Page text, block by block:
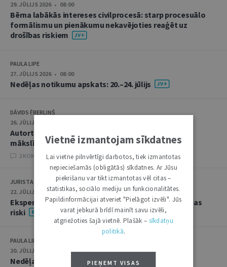
29. JŪLIJS 2026 • 08:00
Bērna labākās intereses civilprocesā: starp procesuālo
formālismu un pienākumu nekavējoties reaģēt uz
drošības riskiem
PAULA LIPE
27. JŪLIJS 2026 • 08:00
Nedēļas notikumu apskats: 20.–24. jūlijs
DĀVIDS ĒBERLIŅŠ
26. JŪLIJS 2026 • 08:00
Autortiesību subjekta un objekta juridiskie aspekti
mākslīgā intelekta kontekstā
2 KOMENTĀRI
JURISTA VĀRDS
22. JŪLIJS 2026 • 14:00
Ekspertu saruna jūlijā: krimināltiesības un būvniecības
riski
PAULA LIPE
20. JŪLIJS 2026 • 16:05
Nedēļas notikumu apskats: 13.–17. jūlijs
Vietnē izmantojam sīkdatnes
Lai vietne pilnvērtīgi darbotos, tiek izmantotas
nepieciešamās (obligātās) sīkdatnes. Ar Jūsu
piekrišanu var tikt izmantotas vēl citas –
statistikas, sociālo mediju un funkcionalitātes.
Papildinformācijai atveriet "Pielāgot izvēli". Jūs
varat jebkurā brīdī mainīt savu izvēli,
atgriežoties šajā vietnē. Plašāk – sīkdatņu
politikā.
PIEŅEMT VISAS